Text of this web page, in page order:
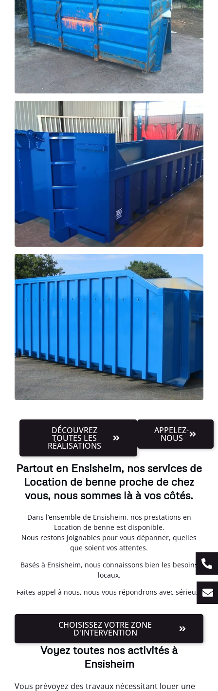
DÉCOUVREZ
TOUTES LES
RÉALISATIONS
APPELEZ-
NOUS
Partout en Ensisheim, nos services de
Location de benne proche de chez
vous, nous sommes là à vos côtés.
Dans l’ensemble de Ensisheim, nos prestations en
Location de benne est disponible.
Nous restons joignables pour vous dépanner, quelles
que soient vos attentes.
Basés à Ensisheim, nous connaissons bien les besoins
locaux.
Faites appel à nous, nous vous répondrons avec sérieux.
CHOISISSEZ VOTRE ZONE
D'INTERVENTION
Voyez toutes nos activités à
Ensisheim
Vous prévoyez des travaux nécessitant louer une